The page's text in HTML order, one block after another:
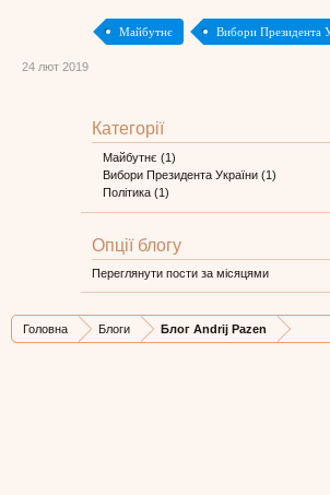
Майбутнє Вибори Президента
24 лют 2019
Категорії
Майбутнє (1)
Вибори Президента України (1)
Політика (1)
Опції блогу
Переглянути пости за місяцями
Головна Блоги Блог Andrij Pazen